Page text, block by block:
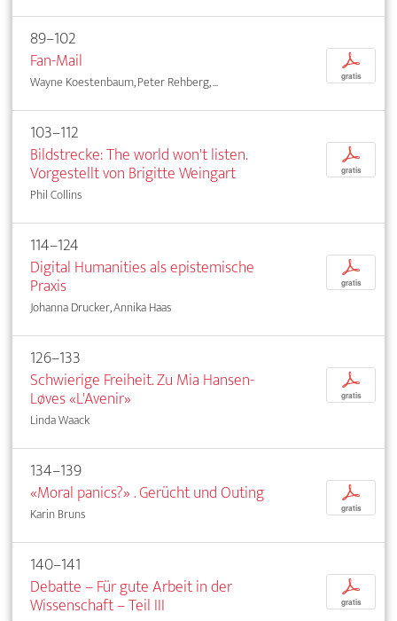
89–102
Fan-Mail
Wayne Koestenbaum, Peter Rehberg, ...
p
gratis
103–112
Bildstrecke: The world won't listen.
Vorgestellt von Brigitte Weingart
Phil Collins
p
gratis
114–124
Digital Humanities als epistemische
Praxis
Johanna Drucker, Annika Haas
p
gratis
126–133
Schwierige Freiheit. Zu Mia Hansen-
Løves «L'Avenir»
Linda Waack
p
gratis
134–139
«Moral panics?» . Gerücht und Outing
Karin Bruns
p
gratis
140–141
Debatte – Für gute Arbeit in der
Wissenschaft – Teil III
p
gratis